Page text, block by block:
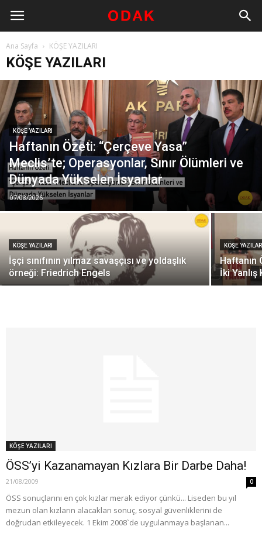
Ana Sayfa KÖŞE YAZILARI
KÖŞE YAZILARI
KÖŞE YAZILARI
Haftanın Özeti: “Çerçeve Yasa”
Meclis’te; Operasyonlar, Sınır Ölümleri ve
Dünyada Yükselen İsyanlar
07/08/2026
KÖŞE YAZILARI
İşçi sınıfının yılmaz savaşçısı ve yoldaşlık
örneği: Friedrich Engels
KÖŞE
Haftanın
İki
KÖŞE YAZILARI
ÖSS’yi Kazanamayan Kızlara Bir Darbe Daha!
21/08/2009 0
ÖSS sonuçlarını en çok kızlar merak ediyor çünkü... Liseden bu yıl
mezun olan kızların alacakları sonuç, sosyal güvenliklerini de
doğrudan etkileyecek. 1 Ekim 2008`de uygulanmaya başlanan...